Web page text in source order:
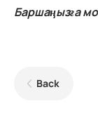
Баршаңызға
Back